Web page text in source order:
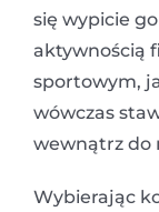
się wypicie
aktywnością
sportowym,
wówczas
wewnątrz do
Wybierając